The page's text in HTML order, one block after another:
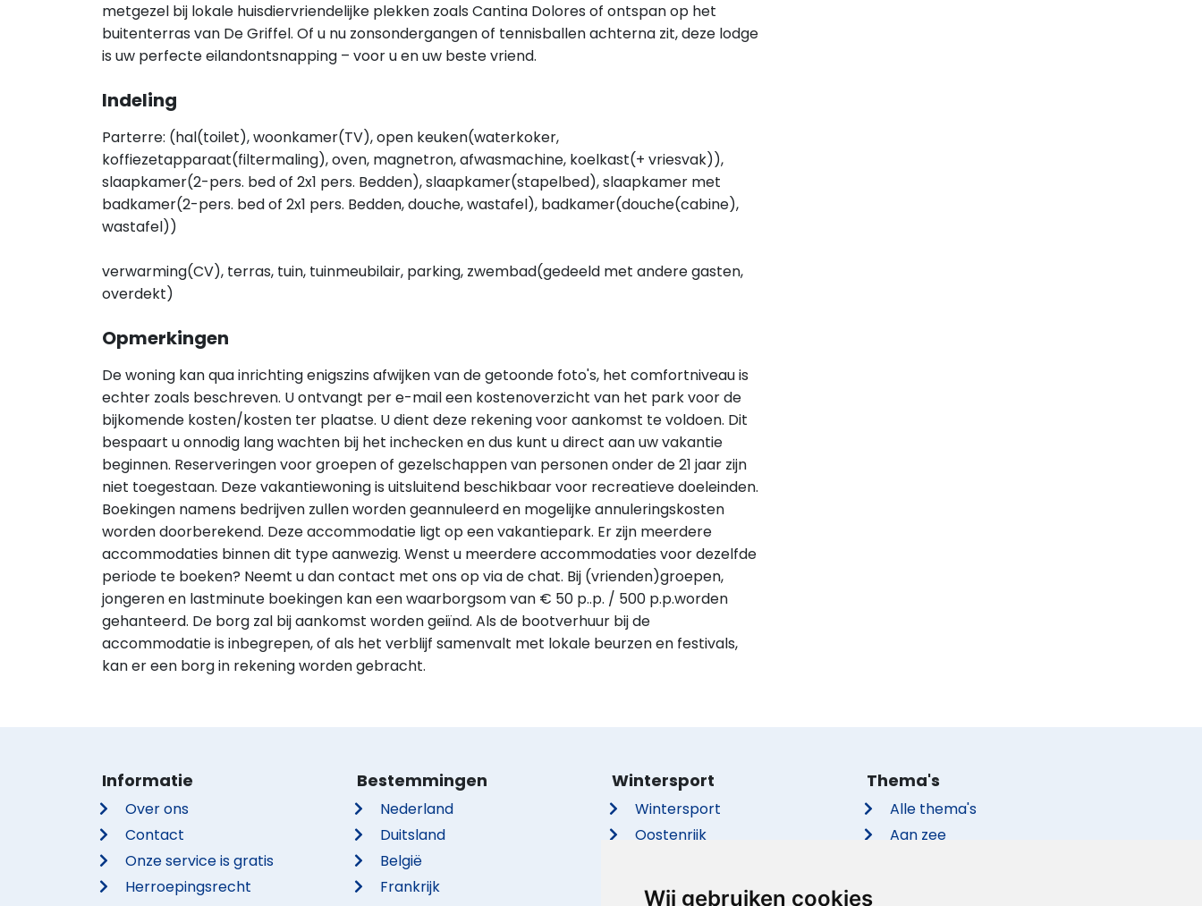
Wij gebruiken cookies
metgezel bij lokale huisdiervriendelijke plekken zoals Cantina Dolores of ontspan op het
buitenterras van De Griffel. Of u nu zonsondergangen of tennisballen achterna zit, deze lodge
is uw perfecte eilandontsnapping – voor u en uw beste vriend.
Indeling
Parterre: (hal(toilet), woonkamer(TV), open keuken(waterkoker,
koffiezetapparaat(filtermaling), oven, magnetron, afwasmachine, koelkast(+ vriesvak)),
slaapkamer(2-pers. bed of 2x1 pers. Bedden), slaapkamer(stapelbed), slaapkamer met
badkamer(2-pers. bed of 2x1 pers. Bedden, douche, wastafel), badkamer(douche(cabine),
wastafel))
verwarming(CV), terras, tuin, tuinmeubilair, parking, zwembad(gedeeld met andere gasten,
overdekt)
Opmerkingen
De woning kan qua inrichting enigszins afwijken van de getoonde foto's, het comfortniveau is
echter zoals beschreven. U ontvangt per e-mail een kostenoverzicht van het park voor de
bijkomende kosten/kosten ter plaatse. U dient deze rekening voor aankomst te voldoen. Dit
bespaart u onnodig lang wachten bij het inchecken en dus kunt u direct aan uw vakantie
beginnen. Reserveringen voor groepen of gezelschappen van personen onder de 21 jaar zijn
niet toegestaan. Deze vakantiewoning is uitsluitend beschikbaar voor recreatieve doeleinden.
Boekingen namens bedrijven zullen worden geannuleerd en mogelijke annuleringskosten
worden doorberekend. Deze accommodatie ligt op een vakantiepark. Er zijn meerdere
accommodaties binnen dit type aanwezig. Wenst u meerdere accommodaties voor dezelfde
periode te boeken? Neemt u dan contact met ons op via de chat. Bij (vrienden)groepen,
jongeren en lastminute boekingen kan een waarborgsom van € 50 p..p. / 500 p.p.worden
gehanteerd. De borg zal bij aankomst worden geiïnd. Als de bootverhuur bij de
accommodatie is inbegrepen, of als het verblijf samenvalt met lokale beurzen en festivals,
kan er een borg in rekening worden gebracht.
Informatie
Over ons
Contact
Onze service is gratis
Herroepingsrecht
Bestemmingen
Nederland
Duitsland
België
Frankrijk
Wintersport
Wintersport
Oostenrijk
Italië
Thema's
Alle thema's
Aan zee